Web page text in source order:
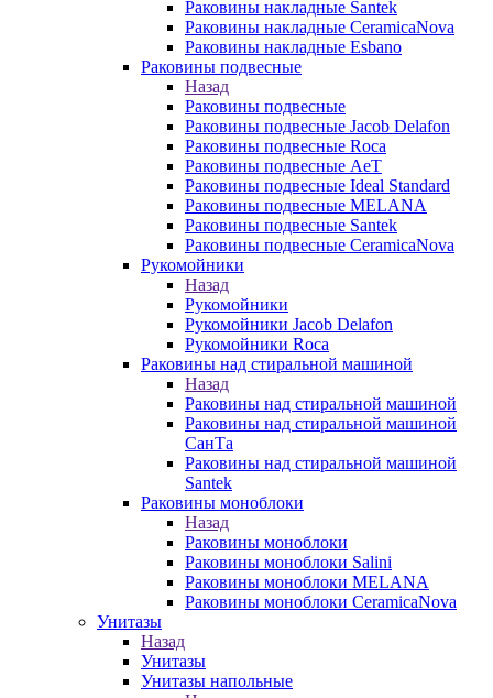
Раковины накладные Santek
Раковины накладные CeramicaNova
Раковины накладные Esbano
Раковины подвесные
Назад
Раковины подвесные
Раковины подвесные Jacob Delafon
Раковины подвесные Roca
Раковины подвесные AeT
Раковины подвесные Ideal Standard
Раковины подвесные MELANA
Раковины подвесные Santek
Раковины подвесные CeramicaNova
Рукомойники
Назад
Рукомойники
Рукомойники Jacob Delafon
Рукомойники Roca
Раковины над стиральной машиной
Назад
Раковины над стиральной машиной
Раковины над стиральной машиной
СанТа
Раковины над стиральной машиной
Santek
Раковины моноблоки
Назад
Раковины моноблоки
Раковины моноблоки Salini
Раковины моноблоки MELANA
Раковины моноблоки CeramicaNova
Унитазы
Назад
Унитазы
Унитазы напольные